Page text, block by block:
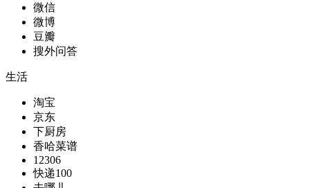
微信
微博
豆瓣
搜外问答
生活
淘宝
京东
下厨房
香哈菜谱
12306
快递100